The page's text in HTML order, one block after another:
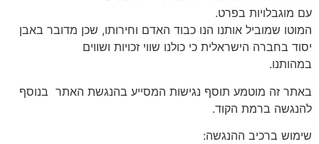
עם מוגבלויות בפרט.
המוטו שמוביל אותנו הנו כבוד האדם וחירותו, שכן מדובר באבן
יסוד בחברה הישראלית כי כולנו שווי זכויות ושווים
במהותנו.
באתר זה מוטמע תוסף נגישות המסייע בהנגשת האתר בנוסף
להנגשה ברמת הקוד.
שימוש ברכיב ההנגשה: